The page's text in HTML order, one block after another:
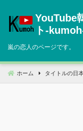
へ
動
YouTube
ト
嵐の恋人のページです。
ホーム タイトルの日